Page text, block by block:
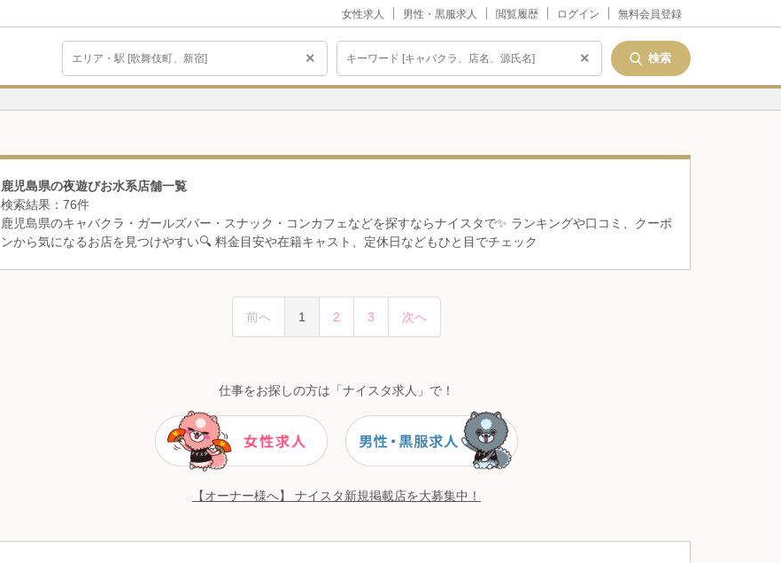
女性求人 男性・黒服求人 閲覧履歴 ログイン 無料会員登録
× ×
鹿児島県の夜遊びお水系店舗一覧
検索結果：76件
鹿児島県のキャバクラ・ガールズバー・スナック・コンカフェなどを探すならナイスタで✨️ ランキングや口コミ、クーポ
ンから気になるお店を見つけやすい🔍 料金目安や在籍キャスト、定休日などもひと目でチェック
前へ 1 2 3 次へ
仕事をお探しの方は「ナイスタ求人」で！
【オーナー様へ】 ナイスタ新規掲載店を大募集中！